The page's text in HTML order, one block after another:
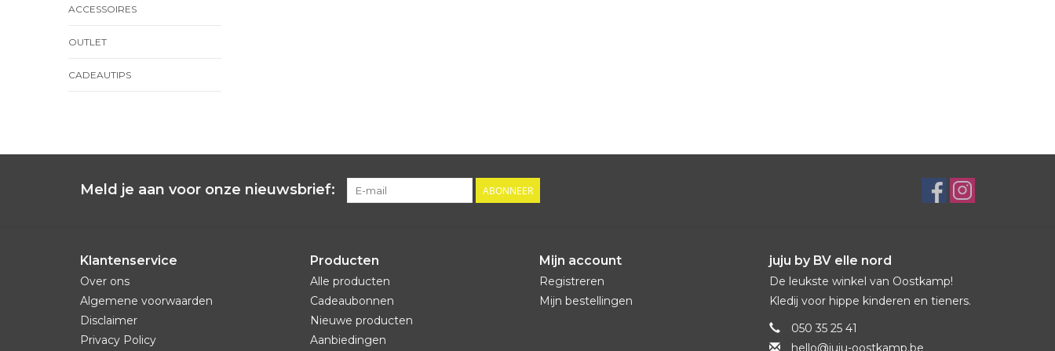
ACCESSOIRES
OUTLET
CADEAUTIPS
Meld je aan voor onze nieuwsbrief: ABONNEER
Klantenservice
Over ons
Algemene voorwaarden
Disclaimer
Privacy Policy
Producten
Alle producten
Cadeaubonnen
Nieuwe producten
Aanbiedingen
Mijn account
Registreren
Mijn bestellingen
juju by BV elle nord
De leukste winkel van Oostkamp!
Kledij voor hippe kinderen en tieners.
050 35 25 41
hello@juju-oostkamp.be